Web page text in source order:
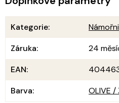
Kategorie:
Záruka:
24
EAN:
Barva: OLIVE /